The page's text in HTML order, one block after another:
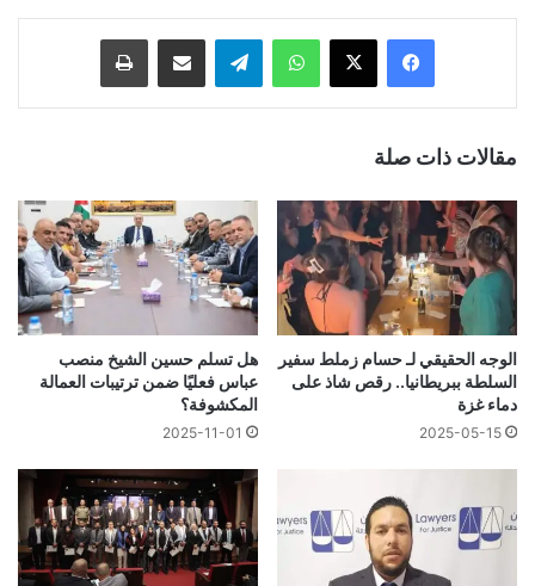
فيسبوك ‫X واتساب تيلقرام مشاركة عبر البريد طباعة
مقالات ذات صلة
الوجه الحقيقي لـ حسام زملط سفير
السلطة ببريطانيا.. رقص شاذ على
دماء غزة
2025-05-15
هل تسلم حسين الشيخ منصب
عباس فعليًا ضمن ترتيبات العمالة
المكشوفة؟
2025-11-01